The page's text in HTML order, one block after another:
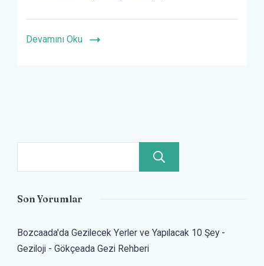
Devamını Oku
Son Yorumlar
Bozcaada'da Gezilecek Yerler ve Yapılacak 10 Şey -
Geziloji - Gökçeada Gezi Rehberi